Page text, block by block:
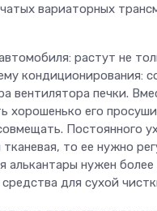
вариаторных
растут не
кондиционирования:
вентилятора печки.
хорошенько его
Постоянного
то ее нужно
алькантары нужен
для сухой